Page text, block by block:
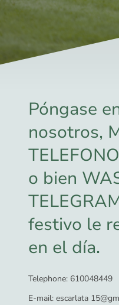
Póngase
nosotros,
o bien
festivo le
en el día.
Telephone: 610048449
E-mail: escarlata